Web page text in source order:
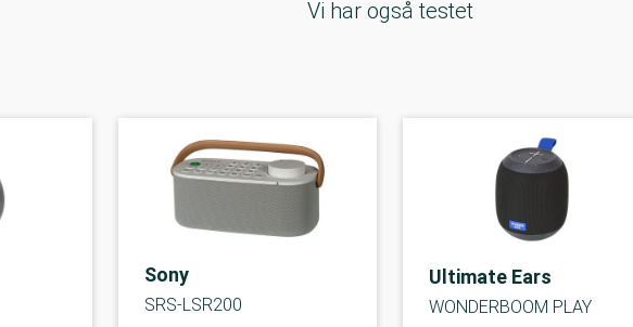
Vi har også testet
Sony
SRS-LSR200
Ultimate Ears
WONDERBOOM PLAY